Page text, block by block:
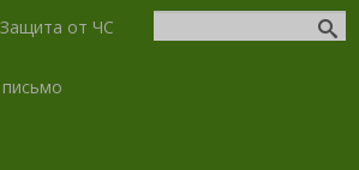
Защита от ЧС